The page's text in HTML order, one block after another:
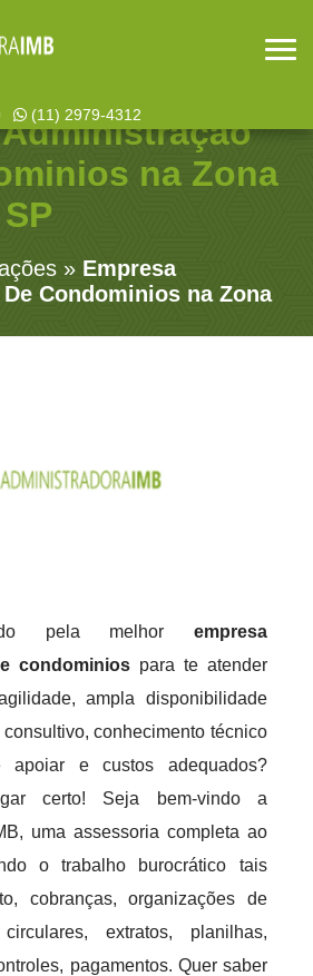
(11) 2979-4312
na Zona
» Empresa
Condominios na Zona
pela melhor empresa
condominios para te atender
ampla disponibilidade
conhecimento técnico
e custos adequados?
certo! Seja bem-vindo a
uma assessoria completa ao
o trabalho burocrático tais
cobranças, organizações de
extratos, planilhas,
pagamentos. Quer saber